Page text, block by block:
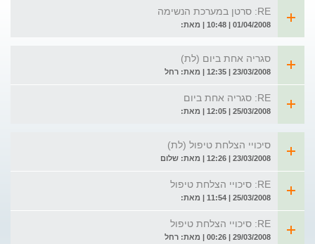
RE: סרטן במערכת הנשימה
01/04/2008 | 10:48 | מאת:
סגריה אחת ביום (לת)
23/03/2008 | 12:35 | מאת: רחל
RE: סגריה אחת ביום
25/03/2008 | 12:05 | מאת:
סיכויי הצלחת טיפול (לת)
23/03/2008 | 12:26 | מאת: שלום
RE: סיכויי הצלחת טיפול
25/03/2008 | 11:54 | מאת:
RE: סיכויי הצלחת טיפול
29/03/2008 | 00:26 | מאת: רחל